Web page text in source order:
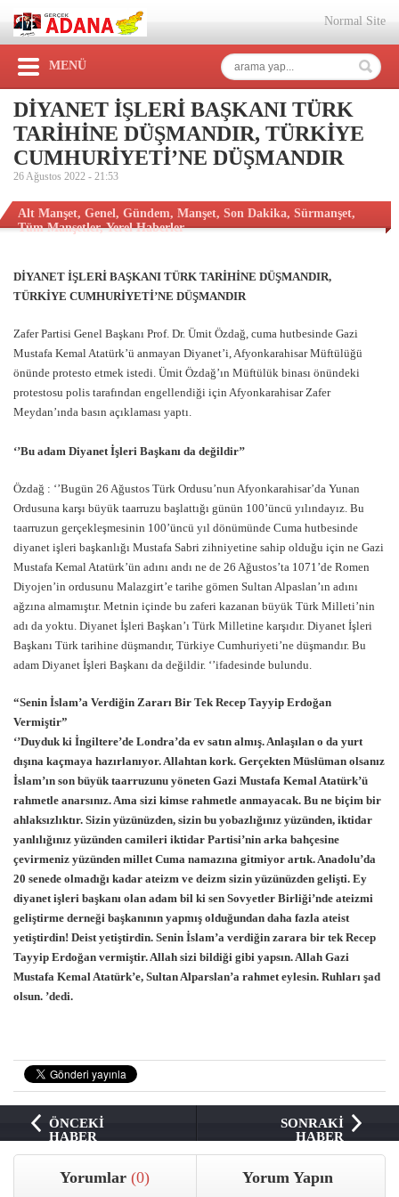
Normal Site
MENÜ
DİYANET İŞLERİ BAŞKANI TÜRK
TARİHİNE DÜŞMANDIR, TÜRKİYE
CUMHURİYETİ’NE DÜŞMANDIR
26 Ağustos 2022 - 21:53
Alt Manşet, Genel, Gündem, Manşet, Son Dakika, Sürmanşet,
Tüm Manşetler,Yerel Haberler
DİYANET İŞLERİ BAŞKANI TÜRK TARİHİNE DÜŞMANDIR,
TÜRKİYE CUMHURİYETİ’NE DÜŞMANDIR
Zafer Partisi Genel Başkanı Prof. Dr. Ümit Özdağ, cuma hutbesinde Gazi
Mustafa Kemal Atatürk’ü anmayan Diyanet’i, Afyonkarahisar Müftülüğü
önünde protesto etmek istedi. Ümit Özdağ’ın Müftülük binası önündeki
protestosu polis tarafından engellendiği için Afyonkarahisar Zafer
Meydan’ında basın açıklaması yaptı.
‘’Bu adam Diyanet İşleri Başkanı da değildir’’
Özdağ : ‘’Bugün 26 Ağustos Türk Ordusu’nun Afyonkarahisar’da Yunan
Ordusuna karşı büyük taarruzu başlattığı günün 100’üncü yılındayız. Bu
taarruzun gerçekleşmesinin 100’üncü yıl dönümünde Cuma hutbesinde
diyanet işleri başkanlığı Mustafa Sabri zihniyetine sahip olduğu için ne Gazi
Mustafa Kemal Atatürk’ün adını andı ne de 26 Ağustos’ta 1071’de Romen
Diyojen’in ordusunu Malazgirt’e tarihe gömen Sultan Alpaslan’ın adını
ağzına almamıştır. Metnin içinde bu zaferi kazanan büyük Türk Milleti’nin
adı da yoktu. Diyanet İşleri Başkan’ı Türk Milletine karşıdır. Diyanet İşleri
Başkanı Türk tarihine düşmandır, Türkiye Cumhuriyeti’ne düşmandır. Bu
adam Diyanet İşleri Başkanı da değildir. ‘’ifadesinde bulundu.
“Senin İslam’a Verdiğin Zararı Bir Tek Recep Tayyip Erdoğan
Vermiştir”
‘’Duyduk ki İngiltere’de Londra’da ev satın almış. Anlaşılan o da yurt
dışına kaçmaya hazırlanıyor. Allahtan kork. Gerçekten Müslüman olsanız
İslam’ın son büyük taarruzunu yöneten Gazi Mustafa Kemal Atatürk’ü
rahmetle anarsınız. Ama sizi kimse rahmetle anmayacak. Bu ne biçim bir
ahlaksızlıktır. Sizin yüzünüzden, sizin bu yobazlığınız yüzünden, iktidar
yanlılığınız yüzünden camileri iktidar Partisi’nin arka bahçesine
çevirmeniz yüzünden millet Cuma namazına gitmiyor artık. Anadolu’da
20 senede olmadığı kadar ateizm ve deizm sizin yüzünüzden gelişti. Ey
diyanet işleri başkanı olan adam bil ki sen Sovyetler Birliği’nde ateizmi
geliştirme derneği başkanının yapmış olduğundan daha fazla ateist
yetiştirdin! Deist yetiştirdin. Senin İslam’a verdiğin zarara bir tek Recep
Tayyip Erdoğan vermiştir. Allah sizi bildiği gibi yapsın. Allah Gazi
Mustafa Kemal Atatürk’e, Sultan Alparslan’a rahmet eylesin. Ruhları şad
olsun. ’dedi.
ÖNCEKİ
HABER
SONRAKİ
HABER
Yorumlar(0) Yorum Yapın